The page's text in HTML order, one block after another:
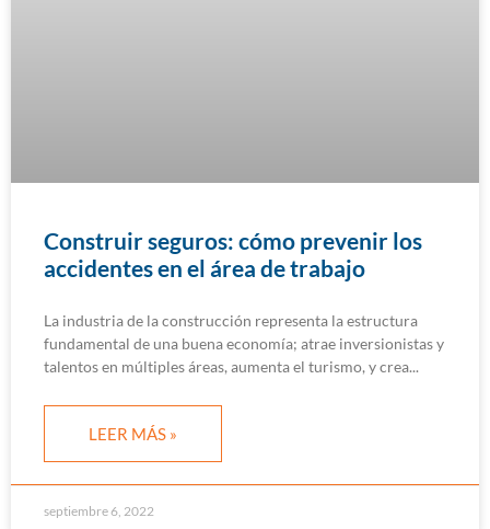
Construir seguros: cómo prevenir los
accidentes en el área de trabajo
La industria de la construcción representa la estructura
fundamental de una buena economía; atrae inversionistas y
talentos en múltiples áreas, aumenta el turismo, y crea
LEER MÁS »
septiembre 6, 2022